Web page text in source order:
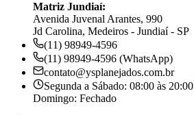
Matriz Jundiaí:
Avenida Juvenal Arantes, 990
Jd Carolina, Medeiros - Jundiaí - SP
(11) 98949-4596
(11) 98949-4596 (WhatsApp)
contato@ysplanejados.com.br
Segunda a Sábado: 08:00 às 20:00
Domingo: Fechado